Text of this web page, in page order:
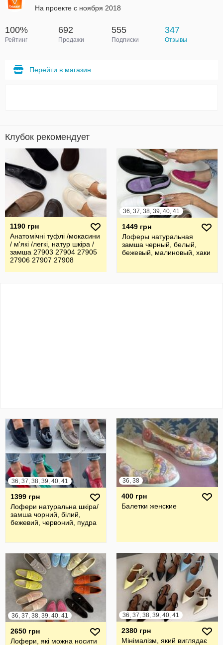
На проекте с ноября 2018
100%
Рейтинг
692
Продажи
555
Подписки
347
Отзывы
Перейти в магазин
Клубок рекомендует
1190 грн
Анатомічні туфлі /мокасини
/ м'які /легкі, натур шкіра /
замша 27903 27904 27905
27906 27907 27908
36, 37, 38, 39, 40, 41
1449 грн
Лоферы натуральная
замша черный, белый,
бежевый, малиновый, хаки
36, 37, 38, 39, 40, 41
1399 грн
Лофери натуральна шкіра/
замша чорний, білий,
бежевий, червоний, пудра
36, 38
400 грн
Балетки женские
36, 37, 38, 39, 40, 41
2650 грн
Лофери, які можна носити
36, 37, 38, 39, 40, 41
2380 грн
Мінімалізм, який виглядає